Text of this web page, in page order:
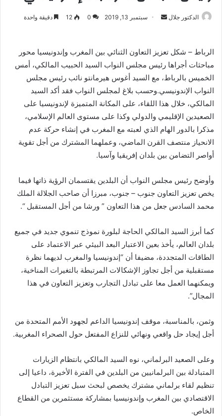
الدكتور جلال
أرسل سبتمبر 13, 2019 0
12 دقيقة واحدة
الرباط – شكل تعزيز التعاون الثنائي بين المغرب وإندونيسيا محور
مباحثات أجراها رئيس مجلس النواب السيد الحبيب المالكي، أمس
الخميس بالرباط، مع السيد أغوس هيرمانتو نائب رئيس مجلس
النواب الإندونيسي.وحسب بلاغ لمجلس النواب فقد أكد السيد
المالكي، خلال هذا اللقاء، على المكانة المتميزة لإندونيسيا على
الصعيدين الإقليمي والدولي وكذا على مستوى العالم الإسلامي،
مذكرا بالدور الهام الذي لعبته مع المغرب في إنشاء حركة عدم
الانحياز منتصف القرن الماضي، وعملهما المشترك من أجل تقوية
أواصر التضامن بين بلدان إفريقيا وآسيا.
وأوضح رئيس مجلس النواب أن البلدين يقتسمان الرؤية ذاتها فيما
يخص تعزيز التعاون جنوب – جنوب، مبرزا أن صاحب الجلالة الملك
محمد السادس جعل من هذا التعاون ” ورشا من أجل المستقبل “.
كما أبرز السيد المالكي الحاجة لبلورة نموذج تنموي جديد في جميع
بلدان العالم، يأخذ بعين الاعتبار البعد البيئي عبر الاعتماد على
الطاقات المتجددة، مضيفا أن “إندونيسيا والمغرب لديهما نظرة
مستقبلية من أجل تجاوز الإشكالات المرتبطة بالتغيرات المناخية،
ويمكنهما العمل معا على تبادل التجارب وتعزيز التعاون في هذا
المجال”.
وثمن، بالمناسبة، موقف إندونيسيا الداعم لجهود الأمم المتحدة من
أجل إيجاد حل واقعي ونهائي للنزاع المفتعل حول الصحراء المغربية.
وعلى الصعيد البرلماني، نوه السيد المالكي بانتظام الزيارات
المتبادلة بين البرلمانيين من البلدين في الفترة الأخيرة، داعيا إلى
تنظيم لقاء برلماني مشترك يخصص لبحث سبل تعزيز التبادل
الاقتصادي بين المغرب وإندونيسيا بمشاركة مستثمرين من القطاع
الخاص.